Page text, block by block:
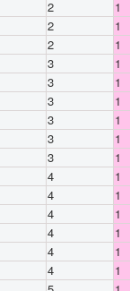
2
1
2
1
2
1
3
1
3
1
3
1
3
1
3
1
3
1
4
1
4
1
4
1
4
1
4
1
4
1